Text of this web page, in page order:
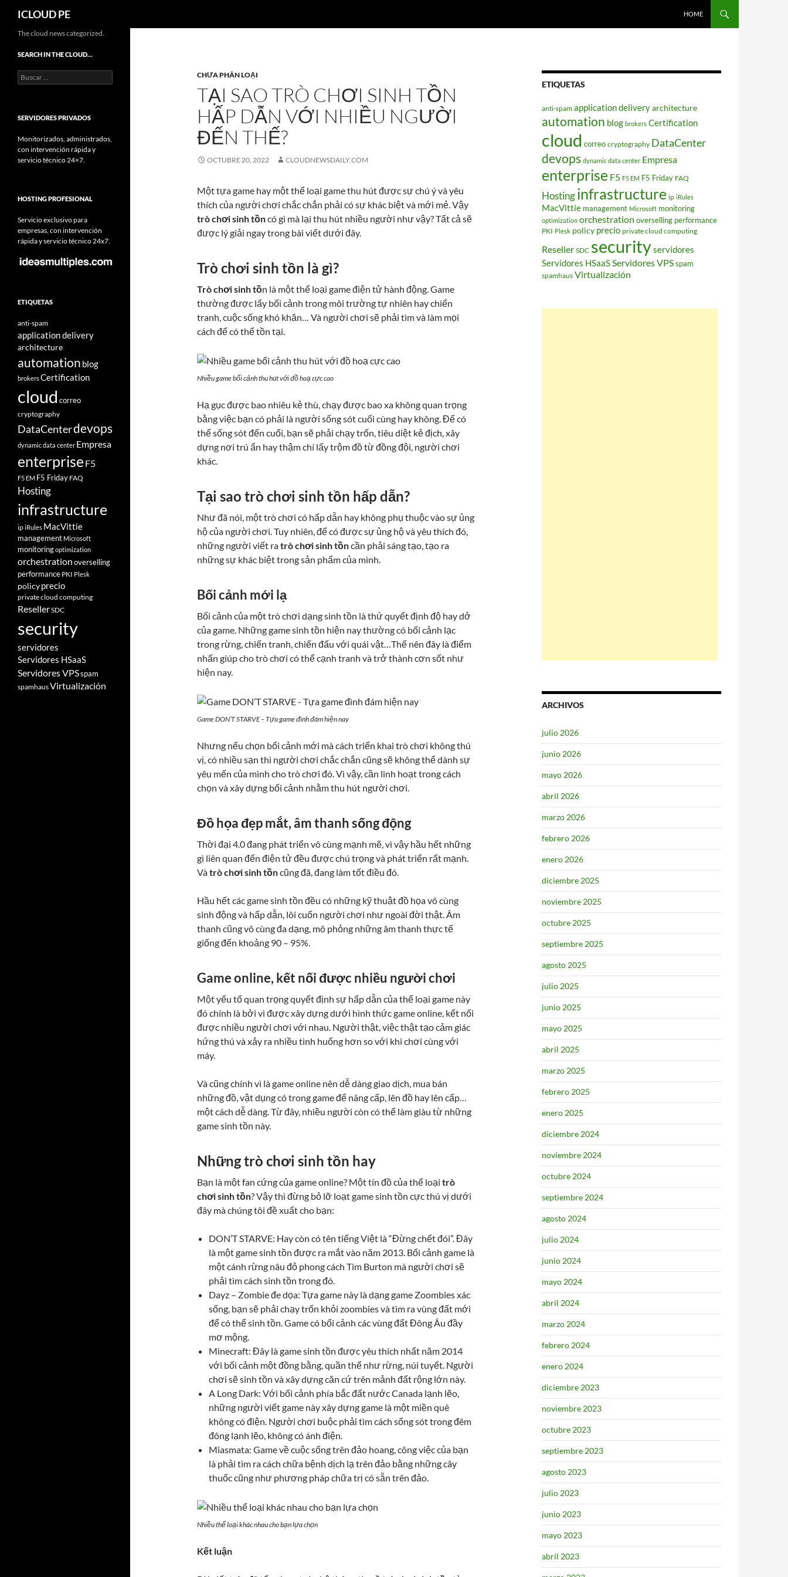
Saltar
contenido
ICLOUD PE HOME
CHƯA PHÂN LOẠI
TẠI SAO TRÒ CHƠI SINH TỒN
HẤP DẪN VỚI NHIỀU NGƯỜI
ĐẾN THẾ?
OCTUBRE 20, 2022 CLOUDNEWSDAILY.COM
Một tựa game hay một thể loại game thu hút được sự chú ý và yêu
thích của người chơi chắc chắn phải có sự khác biệt và mới mẻ. Vậy
trò chơi sinh tồncó gì mà lại thu hút nhiều người như vậy? Tất cả sẽ
được lý giải ngay trong bài viết dưới đây.
Trò chơi sinh tồn là gì?
Trò chơi sinh tồn là một thể loại game điện tử hành động. Game
thường được lấy bối cảnh trong môi trường tự nhiên hay chiến
tranh, cuộc sống khó khăn… Và người chơi sẽ phải tìm và làm mọi
cách để có thể tồn tại.
Nhiều game bối cảnh thu hút với đồ hoạ cực cao
Hạ gục được bao nhiêu kẻ thù, chạy được bao xa không quan trọng
bằng việc bạn có phải là người sống sót cuối cùng hay không. Để có
thể sống sót đến cuối, bạn sẽ phải chạy trốn, tiêu diệt kẻ địch, xây
dựng nơi trú ẩn hay thậm chí lấy trộm đồ từ đồng đội, người chơi
khác.
Tại sao trò chơi sinh tồn hấp dẫn?
Như đã nói, một trò chơi có hấp dẫn hay không phụ thuộc vào sự ủng
hộ của người chơi. Tuy nhiên, để có được sự ủng hộ và yêu thích đó,
những người viết ratrò chơi sinh tồncần phải sáng tạo, tạo ra
những sự khác biệt trong sản phẩm của mình.
Bối cảnh mới lạ
Bối cảnh của một trò chơi dạng sinh tồn là thứ quyết định độ hay dở
của game. Những game sinh tồn hiện nay thường có bối cảnh lạc
trong rừng, chiến tranh, chiến đấu với quái vật…Thế nên đây là điểm
nhấn giúp cho trò chơi có thể cạnh tranh và trở thành cơn sốt như
hiện nay.
Game DON’T STARVE – Tựa game đình đám hiện nay
Nhưng nếu chọn bối cảnh mới mà cách triển khai trò chơi không thú
vị, có nhiều sạn thì người chơi chắc chắn cũng sẽ không thể dành sự
yêu mến của mình cho trò chơi đó. Vì vậy, cần linh hoạt trong cách
chọn và xây dựng bối cảnh nhằm thu hút người chơi.
Đồ họa đẹp mắt, âm thanh sống động
Thời đại 4.0 đang phát triển vô cùng mạnh mẽ, vì vậy hầu hết những
gì liên quan đến điện tử đều được chú trọng và phát triển rất mạnh.
Vàtrò chơi sinh tồncũng đã, đang làm tốt điều đó.
Hầu hết các game sinh tồn đều có những kỹ thuật đồ họa vô cùng
sinh động và hấp dẫn, lôi cuốn người chơi như ngoài đời thật. Âm
thanh cũng vô cùng đa dạng, mô phỏng những âm thanh thực tế
giống đến khoảng 90 – 95%.
Game online, kết nối được nhiều người chơi
Một yếu tố quan trọng quyết định sự hấp dẫn của thể loại game này
đó chính là bởi vì được xây dựng dưới hình thức game online, kết nối
được nhiều người chơi với nhau. Người thật, việc thật tạo cảm giác
hứng thú và xảy ra nhiều tình huống hơn so với khi chơi cùng với
máy.
Và cũng chính vì là game online nên dễ dàng giao dịch, mua bán
những đồ, vật dụng có trong game để nâng cấp, lên đồ hay lên cấp…
một cách dễ dàng. Từ đây, nhiều người còn có thể làm giàu từ những
game sinh tồn này.
Những trò chơi sinh tồn hay
Bạn là một fan cứng của game online? Một tín đồ của thể loại trò
chơi sinh tồn? Vậy thì đừng bỏ lỡ loạt game sinh tồn cực thú vị dưới
đây mà chúng tôi đề xuất cho bạn:
DON’T STARVE: Hay còn có tên tiếng Việt là “Đừng chết đói”. Đây
là một game sinh tồn được ra mắt vào năm 2013. Bối cảnh game là
một cánh rừng nâu đỏ phong cách Tim Burton mà người chơi sẽ
phải tìm cách sinh tồn trong đó.
Dayz – Zombie đe dọa: Tựa game này là dạng game Zoombies xác
sống, bạn sẽ phải chạy trốn khỏi zoombies và tìm ra vùng đất mới
để có thể sinh tồn. Game có bối cảnh các vùng đất Đông Âu đầy
mơ mộng.
Minecraft: Đây là game sinh tồn được yêu thích nhất năm 2014
với bối cảnh một đồng bằng, quần thể như rừng, núi tuyết. Người
chơi sẽ sinh tồn và xây dựng căn cứ trên mảnh đất rộng lớn này.
A Long Dark: Với bối cảnh phía bắc đất nước Canada lạnh lẽo,
những người viết game này xây dựng game là một miền quê
không có điện. Người chơi buộc phải tìm cách sống sót trong đêm
đông lạnh lẽo, không có ánh điện.
Miasmata: Game về cuộc sống trên đảo hoang, công việc của bạn
là phải tìm ra cách chữa bệnh dịch lạ trên đảo bằng những cây
thuốc cũng như phương pháp chữa trị có sẵn trên đảo.
Nhiều thể loại khác nhaucho bạn lựa chọn
Kết luận
ETIQUETAS
anti-spam application deliveryarchitecture
automation blog brokers Certification
cloud correo cryptography DataCenter
devops dynamic data center Empresa
enterprise F5 F5 EM F5 Friday FAQ
Hostinginfrastructure ip iRules
MacVittie management Microsoft monitoring
optimization orchestration overselling performance
PKI Plesk policy precio private cloud computing
Reseller SDC securityservidores
Servidores HSaaSServidores VPSspam
spamhaus Virtualización
ARCHIVOS
julio 2026
junio 2026
mayo 2026
abril 2026
marzo 2026
febrero 2026
enero 2026
diciembre 2025
noviembre 2025
octubre 2025
septiembre 2025
agosto 2025
julio 2025
junio 2025
mayo 2025
abril 2025
marzo 2025
febrero 2025
enero 2025
diciembre 2024
noviembre 2024
octubre 2024
septiembre 2024
agosto 2024
julio 2024
junio 2024
mayo 2024
abril 2024
marzo 2024
febrero 2024
enero 2024
diciembre 2023
noviembre 2023
octubre 2023
septiembre 2023
agosto 2023
julio 2023
junio 2023
mayo 2023
abril 2023
The cloud news categorized.
SEARCH IN THE CLOUD…
Buscar:
SERVIDORES PRIVADOS
Monitorizados, administrados,
con intervención rápida y
servicio técnico 24×7.
HOSTING PROFESIONAL
Servicio exclusivo para
empresas, con intervención
rápida y servicio técnico 24x7.
ETIQUETAS
anti-spam
application delivery
architecture
automation blog
brokersCertification
cloud correo
cryptography
DataCenterdevops
dynamic data center Empresa
enterprise F5
F5 EM F5 Friday FAQ
Hosting
infrastructure
ipiRules MacVittie
management Microsoft
monitoringoptimization
orchestrationoverselling
performance PKI Plesk
policyprecio
private cloud computing
ResellerSDC
security
servidores
Servidores HSaaS
Servidores VPSspam
spamhausVirtualización